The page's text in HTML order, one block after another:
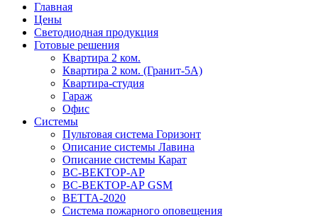
Главная
Цены
Светодиодная продукция
Готовые решения
Квартира 2 ком.
Квартира 2 ком. (Гранит-5А)
Квартира-студия
Гараж
Офис
Системы
Пультовая система Горизонт
Описание системы Лавина
Описание системы Карат
ВС-ВЕКТОР-АР
ВС-ВЕКТОР-АР GSM
ВЕТТА-2020
Система пожарного оповещения